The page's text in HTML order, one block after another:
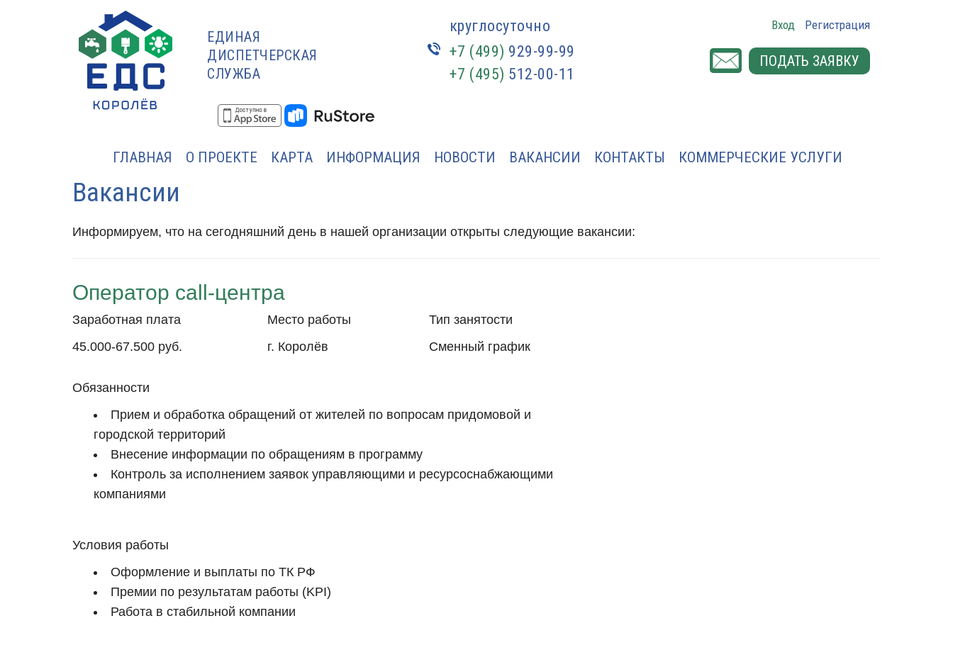
ЕДИНАЯ
ДИСПЕТЧЕРСКАЯ
СЛУЖБА
круглосуточно
+7 (499) 929-99-99
+7 (495) 512-00-11
Вход Регистрация
ПОДАТЬ ЗАЯВКУ
ГЛАВНАЯ О ПРОЕКТЕ КАРТА ИНФОРМАЦИЯ НОВОСТИ ВАКАНСИИ КОНТАКТЫ КОММЕРЧЕСКИЕ УСЛУГИ
Вакансии
Информируем, что на сегодняшний день в нашей организации открыты следующие вакансии:
Оператор call-центра
Заработная плата Место работы
Тип занятости
45.000-67.500 руб.
г. Королёв Сменный график
Обязанности
Прием и обработка обращений от жителей по вопросам придомовой и
городской территорий
Внесение информации по обращениям в программу
Контроль за исполнением заявок управляющими и ресурсоснабжающими
компаниями
Условия работы
Оформление и выплаты по ТК РФ
Премии по результатам работы (KPI)
Работа в стабильной компании